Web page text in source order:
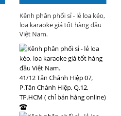
Kênh phân phối sỉ - lẻ loa kéo,
loa karaoke giá tốt hàng đầu
Việt Nam.
41/12 Tân Chánh Hiệp 07,
P.Tân Chánh Hiệp, Q.12,
TP.HCM ( chỉ bán hàng online)